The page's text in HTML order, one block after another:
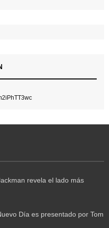
revela el lado más
Día es presentado por Tom